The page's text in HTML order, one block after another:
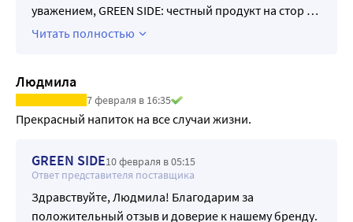
уважением, GREEN SIDE: честный продукт на стор …
Читать полностью
Людмила
7 февраля в 16:35
Прекрасный напиток на все случаи жизни.
GREEN SIDE10 февраля в 05:15
Ответ представителя поставщика
Здравствуйте, Людмила! Благодарим за
положительный отзыв и доверие к нашему бренду.